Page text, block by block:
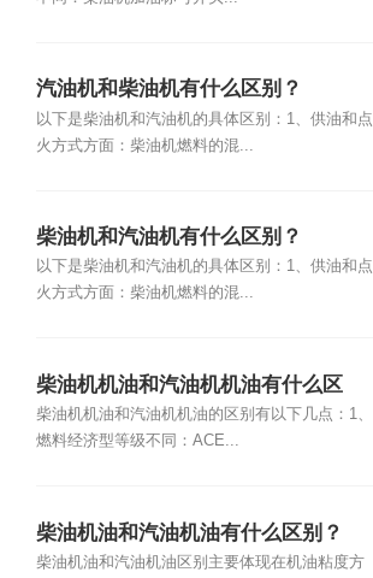
汽油机和柴油机有什么区别？
以下是柴油机和汽油机的具体区别：1、供油和点
火方式方面：柴油机燃料的混...
柴油机和汽油机有什么区别？
以下是柴油机和汽油机的具体区别：1、供油和点
火方式方面：柴油机燃料的混...
柴油机机油和汽油机机油有什么区
别？
柴油机机油和汽油机机油的区别有以下几点：1、
燃料经济型等级不同：ACE...
柴油机油和汽油机油有什么区别？
柴油机油和汽油机油区别主要体现在机油粘度方